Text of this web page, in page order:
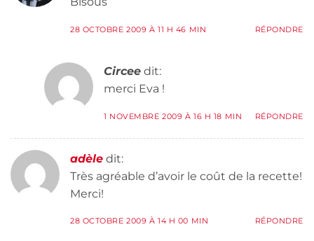
28 OCTOBRE 2009 À 11 H 46 MIN RÉPONDRE
Circee dit:
merci Eva !
1 NOVEMBRE 2009 À 16 H 18 MIN RÉPONDRE
adèle dit:
Très agréable d’avoir le coût de la recette!
Merci!
28 OCTOBRE 2009 À 14 H 00 MIN RÉPONDRE